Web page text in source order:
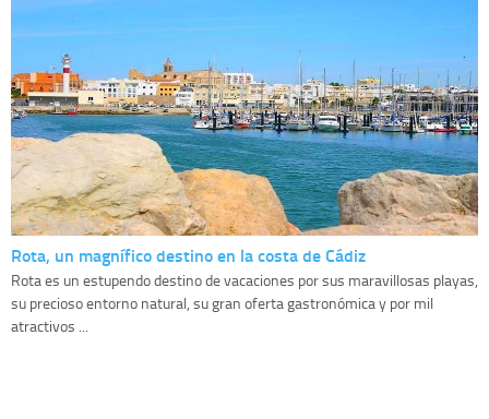
Rota, un magnífico destino en la costa de Cádiz
Rota es un estupendo destino de vacaciones por sus maravillosas playas,
su precioso entorno natural, su gran oferta gastronómica y por mil
atractivos ...